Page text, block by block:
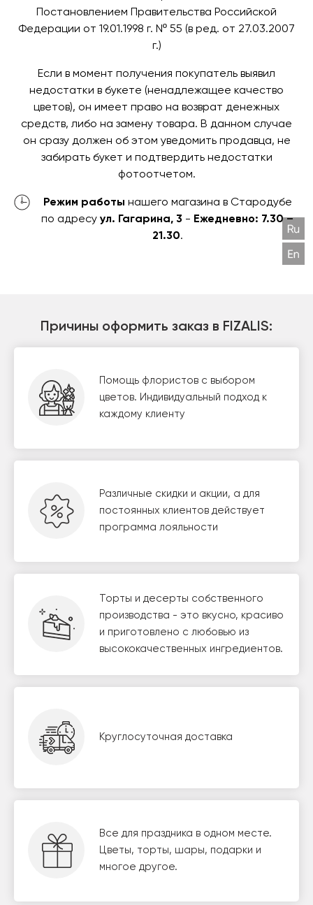
Постановлением Правительства Российской
Федерации от 19.01.1998 г. Nº 55 (в ред. от 27.03.2007
г.)
Если в момент получения покупатель выявил
недостатки в букете (ненадлежащее качество
цветов), он имеет право на возврат денежных
средств, либо на замену товара. В данном случае
он сразу должен об этом уведомить продавца, не
забирать букет и подтвердить недостатки
фотоотчетом.
Режим работы нашего магазина в Стародубе
по адресу ул. Гагарина, 3 - Ежедневно: 7.30 –
21.30.
Причины оформить заказ в FIZALIS:
Помощь флористов с выбором
цветов. Индивидуальный подход к
каждому клиенту
Различные скидки и акции, а для
постоянных клиентов действует
программа лояльности
Торты и десерты собственного
производства - это вкусно, красиво
и приготовлено с любовью из
высококачественных ингредиентов.
Круглосуточная доставка
Все для праздника в одном месте.
Цветы, торты, шары, подарки и
многое другое.